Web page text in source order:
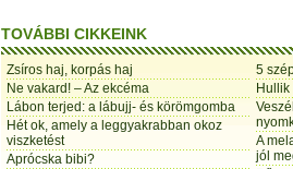
TOVÁBBI CIKKEINK
Zsíros haj, korpás haj
Ne vakard! – Az ekcéma
Lábon terjed: a lábujj- és körömgomba
Hét ok, amely a leggyakrabban okoz
viszketést
Aprócska bibi?
5
A
jól